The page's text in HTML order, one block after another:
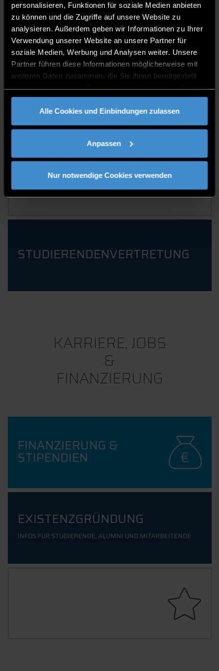
personalisieren, Funktionen für soziale Medien anbieten
zu können und die Zugriffe auf unsere Website zu
analysieren. Außerdem geben wir Informationen zu Ihrer
Verwendung unserer Website an unsere Partner für
soziale Medien, Werbung und Analysen weiter. Unsere
Partner führen diese Informationen möglicherweise mit
weiteren Daten zusammen, die Sie ihnen bereitgestellt
gesammelt haben.
Alle Cookies und Einbindungen zulassen
Anpassen
Nur notwendige Cookies verwenden
THD ACHTER
DAS NEUE HOCHSCHUL-RUDER-
TEAM
MUSIZIEREN AM CAMPUS
STUDENTISCHE VEREINE
STUDIERENDENVERTRETUNG
KARRIERE, JOBS
&
FINANZIERUNG
FINANZIERUNG &
STIPENDIEN
EXISTENZGRÜNDUNG
INFOS FÜR STUDIERENDE, ALUMNI UND MITARBEITENDE